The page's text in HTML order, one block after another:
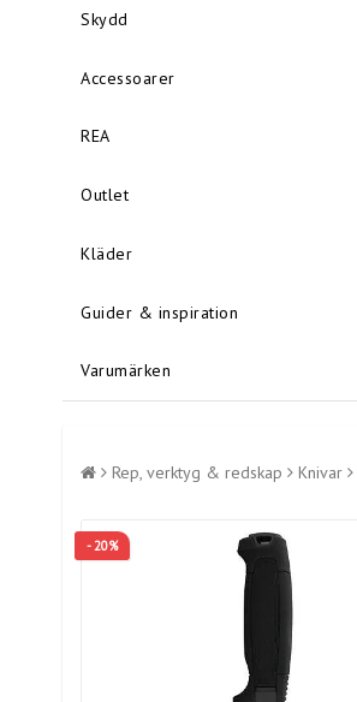
Skydd
Accessoarer
REA
Outlet
Kläder
Guider & inspiration
Varumärken
Rep, verktyg & redskap Knivar
- 20%